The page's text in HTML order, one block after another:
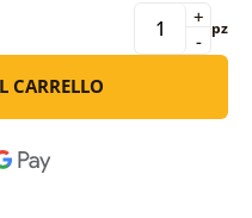
-
+ pz
CARRELLO